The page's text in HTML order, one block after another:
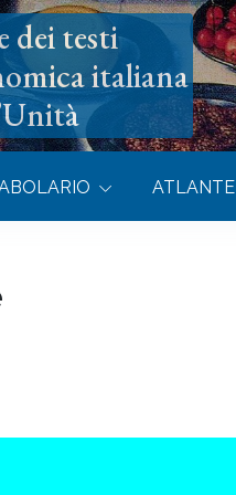
dei testi
italiana
ATLANTE